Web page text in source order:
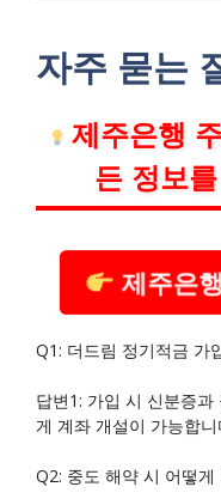
자주 묻는
제주은행
든 정보
제주은
Q1: 더드림 정기적금 가
답변1: 가입 시 신분증
게 계좌 개설이 가능합니
Q2: 중도 해약 시 어떻게